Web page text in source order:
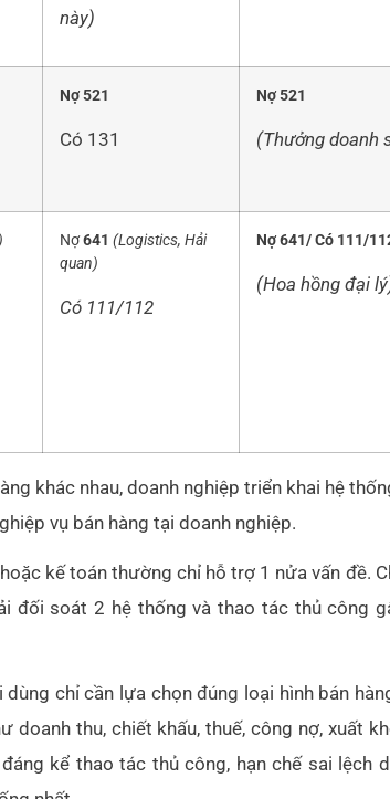
này)
Nợ521
Có 131
Nợ 521
(Thưởng doanh
Nợ641 (Logistics, Hải
quan)
Có 111/112
Nợ 641/ Có 111/
(Hoa hồng đại
khác nhau, doanh nghiệp triển khai hệ
vụ bán hàng tại doanh nghiệp.
kế toán thường chỉ hỗ trợ 1 nửa vấn đề.
đối soát 2 hệ thống và thao tác thủ công
chỉ cần lựa chọn đúng loại hình bán
doanh thu, chiết khấu, thuế, công nợ, xuất
kể thao tác thủ công, hạn chế sai lệch